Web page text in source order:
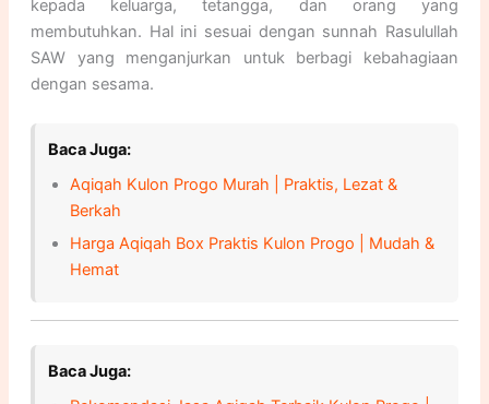
kepada keluarga, tetangga, dan orang yang
membutuhkan. Hal ini sesuai dengan sunnah Rasulullah
SAW yang menganjurkan untuk berbagi kebahagiaan
dengan sesama.
Baca Juga:
Aqiqah Kulon Progo Murah | Praktis, Lezat &
Berkah
Harga Aqiqah Box Praktis Kulon Progo | Mudah &
Hemat
Baca Juga: